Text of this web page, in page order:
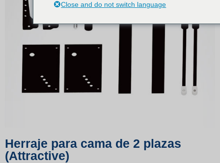
Herraje para cama de 2 plazas
(Attractive)
Close and do not switch language